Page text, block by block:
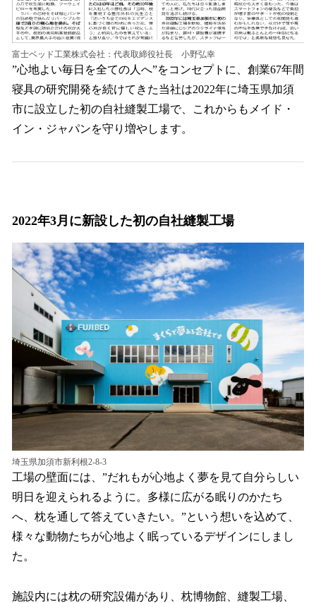
富士ベッド工業株式会社：代表取締役社長 小野弘幸
”心地よい毎日を全ての人へ”をコンセプトに、創業67年間
寝具の研究開発を続けてきた当社は2022年に埼玉県加須
市に設立した初の自社縫製工場で、これからもメイド・
イン・ジャパンを守り増やします。
2022年3月に新設した初の自社縫製工場
埼玉県加須市新利根2-8-3
工場の壁面には、”だれもが心地よく夢を見て自分らしい
明日を迎えられるように。多様に広がる眠りのかたち
へ、枕を通して答えていきたい。”という想いを込めて、
様々な動物たちが心地よく眠っているデザインにしまし
た。
施設内には枕の研究設備があり、枕博物館、縫製工場、